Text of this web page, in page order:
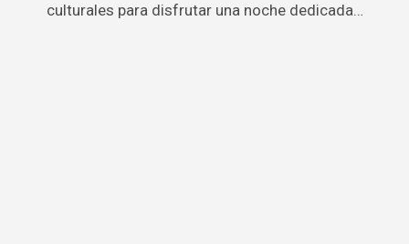
culturales para disfrutar una noche dedicada…